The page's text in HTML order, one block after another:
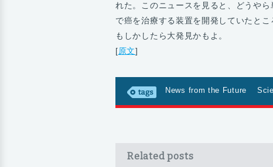
れた。このニュースを見ると、どうや
で癌を治療する装置を開発していたと
もしかしたら大発見かもよ。
[原文]
News from the Future
Related posts